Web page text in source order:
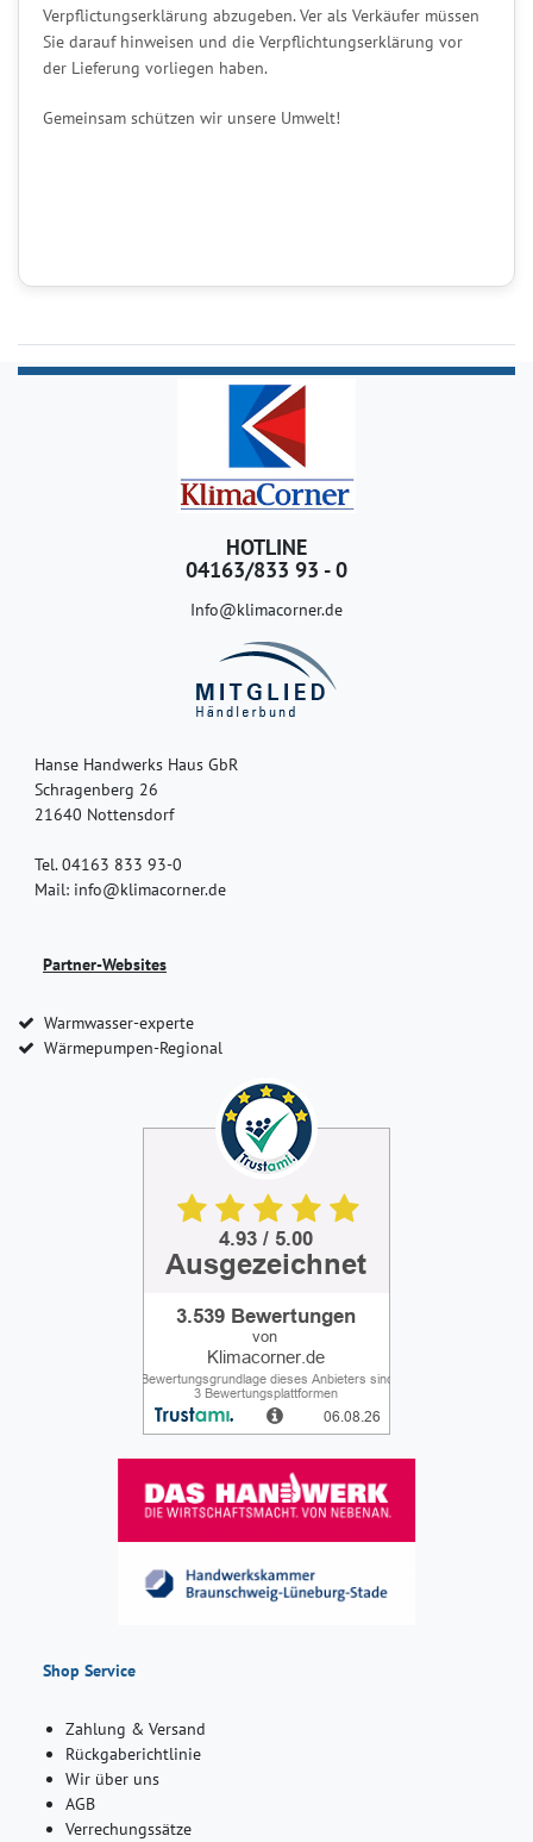
Verpflictungserklärung abzugeben. Ver als Verkäufer müssen
Sie darauf hinweisen und die Verpflichtungserklärung vor
der Lieferung vorliegen haben.
Gemeinsam schützen wir unsere Umwelt!
HOTLINE
04163/833 93 - 0
Info@klimacorner.de
Hanse Handwerks Haus GbR
Schragenberg 26
21640 Nottensdorf
Tel. 04163 833 93-0
Mail: info@klimacorner.de
Partner-Websites
Warmwasser-experte
Wärmepumpen-Regional
Shop Service
Zahlung & Versand
Rückgaberichtlinie
Wir über uns
AGB
Verrechungssätze